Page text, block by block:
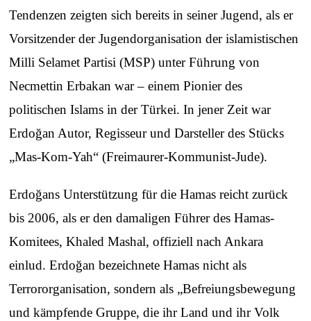
Tendenzen zeigten sich bereits in seiner Jugend, als er
Vorsitzender der Jugendorganisation der islamistischen
Milli Selamet Partisi (MSP) unter Führung von
Necmettin Erbakan war – einem Pionier des
politischen Islams in der Türkei. In jener Zeit war
Erdoğan Autor, Regisseur und Darsteller des Stücks
„Mas-Kom-Yah“ (Freimaurer‑Kommunist‑Jude).
Erdoğans Unterstützung für die Hamas reicht zurück
bis 2006, als er den damaligen Führer des Hamas-
Komitees, Khaled Mashal, offiziell nach Ankara
einlud. Erdoğan bezeichnete Hamas nicht als
Terrororganisation, sondern als „Befreiungsbewegung
und kämpfende Gruppe, die ihr Land und ihr Volk